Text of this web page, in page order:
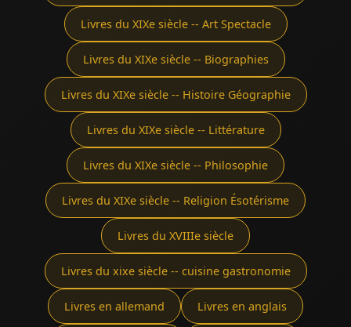
Livres du XIXe siècle -- Art Spectacle
Livres du XIXe siècle -- Biographies
Livres du XIXe siècle -- Histoire Géographie
Livres du XIXe siècle -- Littérature
Livres du XIXe siècle -- Philosophie
Livres du XIXe siècle -- Religion Ésotérisme
Livres du XVIIIe siècle
Livres du xixe siècle -- cuisine gastronomie
Livres en allemand Livres en anglais